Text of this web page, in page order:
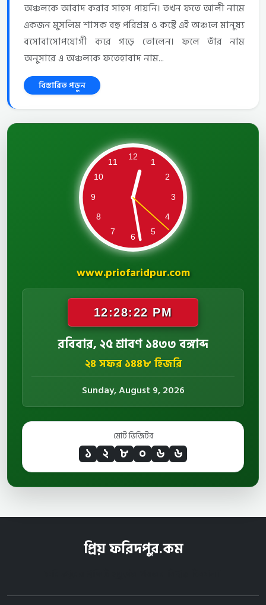
অঞ্চলকে আবাদ করার সাহস পায়নি। তখন ফতে আলী নামে
একজন মুসলিম শাসক বহু পরিশ্রম ও কষ্টে এই অঞ্চলে মানুষ্য
বসোবাসোপযোগী করে গড়ে তোলেন। ফলে তাঁর নাম
অনুসারে এ অঞ্চলকে ফতেহাবাদ নাম...
বিস্তারিত পড়ুন
www.priofaridpur.com
12:28:22 PM
রবিবার, ২৫ শ্রাবণ ১৪৩৩ বঙ্গাব্দ
২৪ সফর ১৪৪৮ হিজরি
Sunday, August 9, 2026
মোট ভিজিটর
১ ২ ৮ ০ ৬ ৬
প্রিয় ফরিদপুর.কম